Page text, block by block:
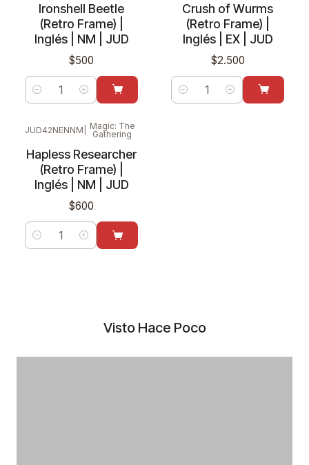
Ironshell Beetle
(Retro Frame) |
Inglés | NM | JUD
$500
Cantidad
Crush of Wurms
(Retro Frame) |
Inglés | EX | JUD
$2.500
Cantidad
JUD42NENNM
Magic: The
Gathering
Hapless Researcher
(Retro Frame) |
Inglés | NM | JUD
$600
Cantidad
Visto Hace Poco